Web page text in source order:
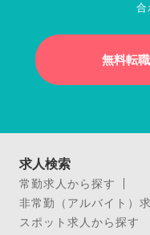
合
無料転
求人検索
常勤求人から探す
非常勤（アルバイト）
スポット求人から探す